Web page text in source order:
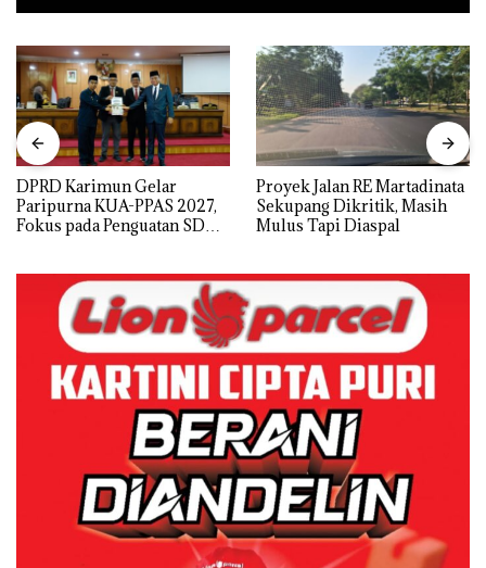
DPRD Karimun Gelar
Paripurna KUA-PPAS 2027,
Fokus pada Penguatan SDM,
Proyek Jalan RE Martadinata
Sekupang Dikritik, Masih
Mulus Tapi Diaspal